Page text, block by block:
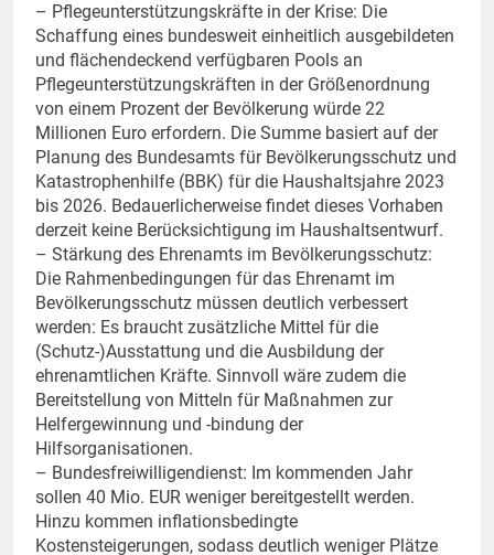
– Pflegeunterstützungskräfte in der Krise: Die
Schaffung eines bundesweit einheitlich ausgebildeten
und flächendeckend verfügbaren Pools an
Pflegeunterstützungskräften in der Größenordnung
von einem Prozent der Bevölkerung würde 22
Millionen Euro erfordern. Die Summe basiert auf der
Planung des Bundesamts für Bevölkerungsschutz und
Katastrophenhilfe (BBK) für die Haushaltsjahre 2023
bis 2026. Bedauerlicherweise findet dieses Vorhaben
derzeit keine Berücksichtigung im Haushaltsentwurf.
– Stärkung des Ehrenamts im Bevölkerungsschutz:
Die Rahmenbedingungen für das Ehrenamt im
Bevölkerungsschutz müssen deutlich verbessert
werden: Es braucht zusätzliche Mittel für die
(Schutz-)Ausstattung und die Ausbildung der
ehrenamtlichen Kräfte. Sinnvoll wäre zudem die
Bereitstellung von Mitteln für Maßnahmen zur
Helfergewinnung und -bindung der
Hilfsorganisationen.
– Bundesfreiwilligendienst: Im kommenden Jahr
sollen 40 Mio. EUR weniger bereitgestellt werden.
Hinzu kommen inflationsbedingte
Kostensteigerungen, sodass deutlich weniger Plätze